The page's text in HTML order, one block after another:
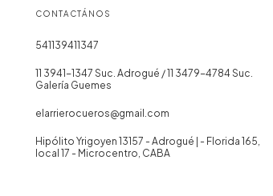
CONTACTÁNOS
541139411347
11 3941-1347 Suc. Adrogué / 11 3479-4784 Suc.
Galería Guemes
elarrierocueros@gmail.com
Hipólito Yrigoyen 13157 - Adrogué | - Florida 165,
local 17 - Microcentro, CABA